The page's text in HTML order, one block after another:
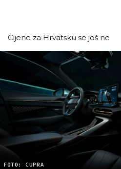
Cijene za Hrvatsku se još ne
FOTO: CUPRA